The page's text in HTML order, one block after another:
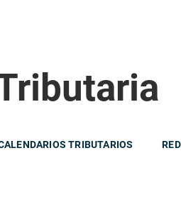
TRIBUTARIOS